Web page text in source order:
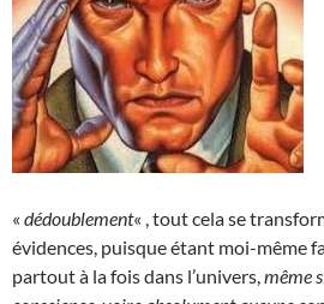
« dédoublement« , tout cela se
évidences, puisque étant moi-même
partout à la fois dans l’univers, même